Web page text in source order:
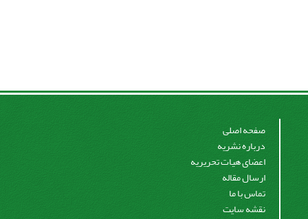
صفحه اصلی
درباره نشریه
اعضای هیات تحریریه
ارسال مقاله
تماس با ما
نقشه سایت